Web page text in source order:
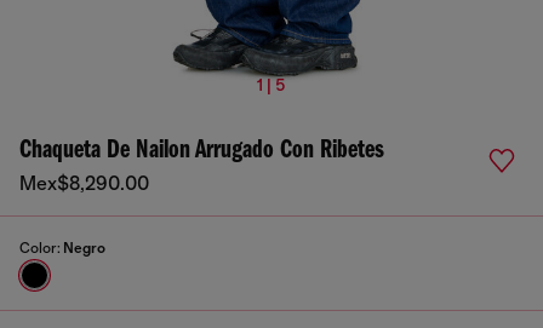
1 | 5
Chaqueta De Nailon Arrugado Con Ribetes
Mex$8,290.00
Color: Negro